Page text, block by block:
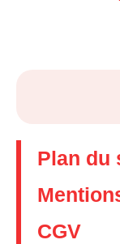
Plan du
CGV